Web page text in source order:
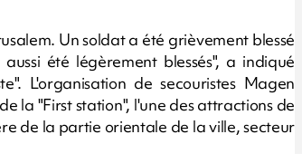
Un soldat a été grièvement blessé
été légèrement blessés", a indiqué
L'organisation de secouristes Magen
la "First station", l'une des attractions de
de la partie orientale de la ville, secteur